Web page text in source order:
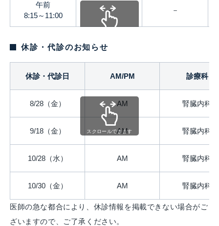
午前
8:15～11:00
－ －
休診・代診のお知らせ
休診・代診日 AM/PM 診療科
8/28（金） AM 腎臓内科
9/18（金） AM 腎臓内科
10/28（水） AM 腎臓内科
10/30（金） AM 腎臓内科
医師の急な都合により、休診情報を掲載できない場合がご
ざいますので、ご了承ください。
スクロールできます